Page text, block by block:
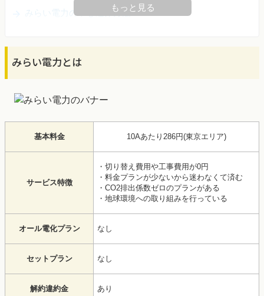
みらい電力の申し込み方法
もっと見る
みらい電力とは
基本料金 10Aあたり286円(東京エリア)
サービス特徴
・切り替え費用や工事費用が0円
・料金プランが少ないから迷わなくて済む
・CO2排出係数ゼロのプランがある
・地球環境への取り組みを行っている
オール電化プラン なし
セットプラン なし
解約違約金 あり